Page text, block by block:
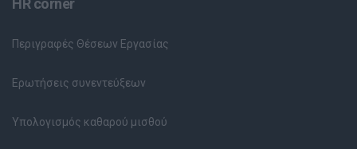
HR corner
Περιγραφές Θέσεων Εργασίας
Ερωτήσεις συνεντεύξεων
Υπολογισμός καθαρού μισθού